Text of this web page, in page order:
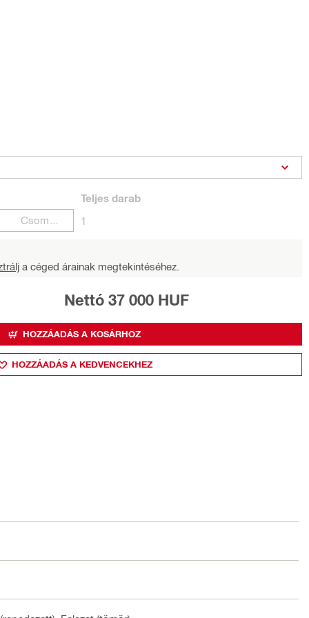
Teljes darab
1
a céged árainak megtekintéséhez.
Nettó 37 000 HUF
HOZZÁADÁS A KOSÁRHOZ
HOZZÁADÁS A KEDVENCEKHEZ